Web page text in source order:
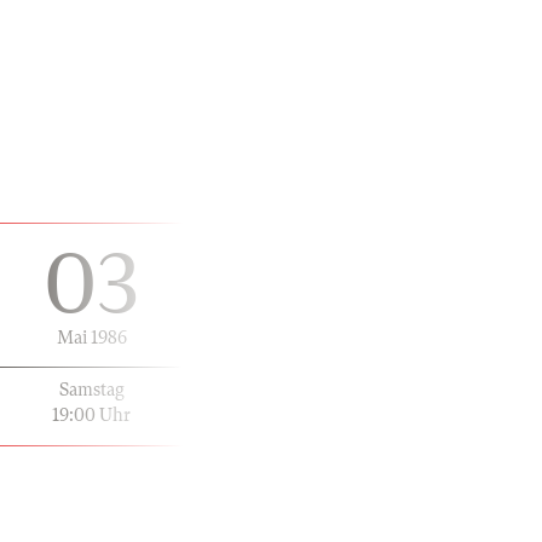
03
Mai 1986
Samstag
19:00 Uhr